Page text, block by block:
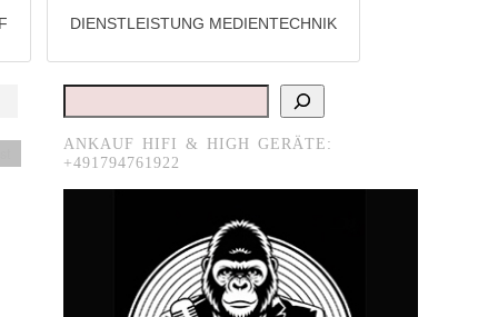
DIENSTLEISTUNG MEDIENTECHNIK
Suchen
ANKAUF HIFI & HIGH GERÄTE:
+491794761922